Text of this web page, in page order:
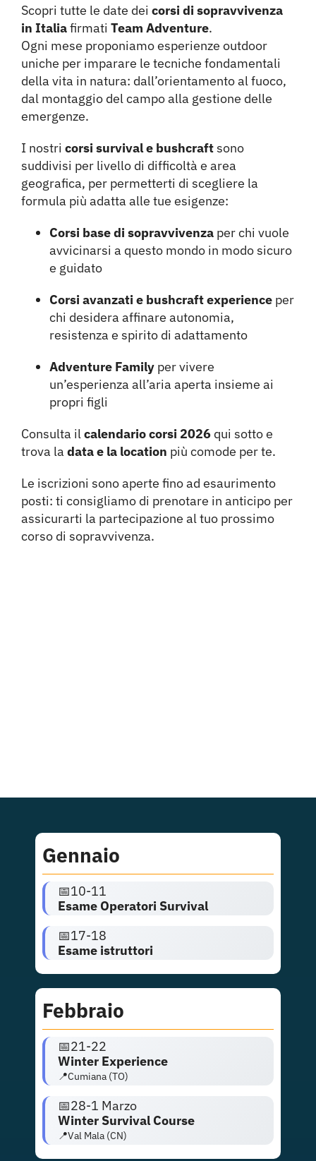
Family
Contatti
Scopri tutte le date dei corsi di sopravvivenza
in Italiafirmati Team Adventure.
Ogni mese proponiamo esperienze outdoor
uniche per imparare le tecniche fondamentali
della vita in natura: dall’orientamento al fuoco,
dal montaggio del campo alla gestione delle
emergenze.
I nostri corsi survival e bushcraftsono
suddivisi per livello di difficoltà e area
geografica, per permetterti di scegliere la
formula più adatta alle tue esigenze:
Corsi base di sopravvivenzaper chi vuole
avvicinarsi a questo mondo in modo sicuro
e guidato
Corsi avanzati e bushcraft experienceper
chi desidera affinare autonomia,
resistenza e spirito di adattamento
Adventure Familyper vivere
un’esperienza all’aria aperta insieme ai
propri figli
Consulta ilcalendario corsi 2026qui sotto e
trova la data e la location più comode per te.
Le iscrizioni sono aperte fino ad esaurimento
posti: ti consigliamo di prenotare in anticipo per
assicurarti la partecipazione al tuo prossimo
corso di sopravvivenza.
Gennaio
📅10-11
Esame Operatori Survival
📅17-18
Esame istruttori
Febbraio
📅21-22
Winter Experience
📍Cumiana (TO)
📅28-1 Marzo
Winter Survival Course
📍Val Mala (CN)